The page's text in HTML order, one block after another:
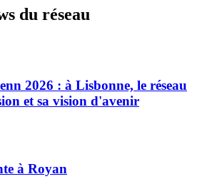
du réseau
2026 : à Lisbonne, le réseau
et sa vision d'avenir
à Royan